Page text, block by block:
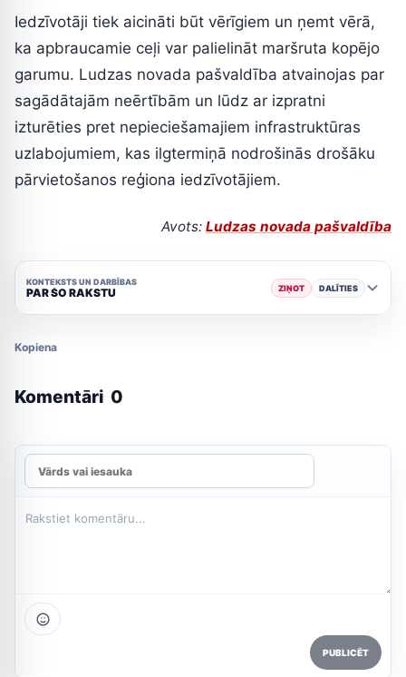
Iedzīvotāji tiek aicināti būt vērīgiem un ņemt vērā,
ka apbraucamie ceļi var palielināt maršruta kopējo
garumu. Ludzas novada pašvaldība atvainojas par
sagādātajām neērtībām un lūdz ar izpratni
izturēties pret nepieciešamajiem infrastruktūras
uzlabojumiem, kas ilgtermiņā nodrošinās drošāku
pārvietošanos reģiona iedzīvotājiem.
Avots: Ludzas novada pašvaldība
KONTEKSTS UN DARBĪBAS
PAR ŠO RAKSTU ZIŅOT DALĪTIES
Kopiena
Komentāri 0
PUBLICĒT